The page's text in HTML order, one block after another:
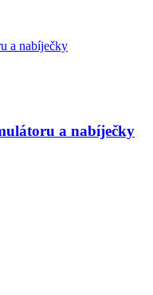
a nabíječky